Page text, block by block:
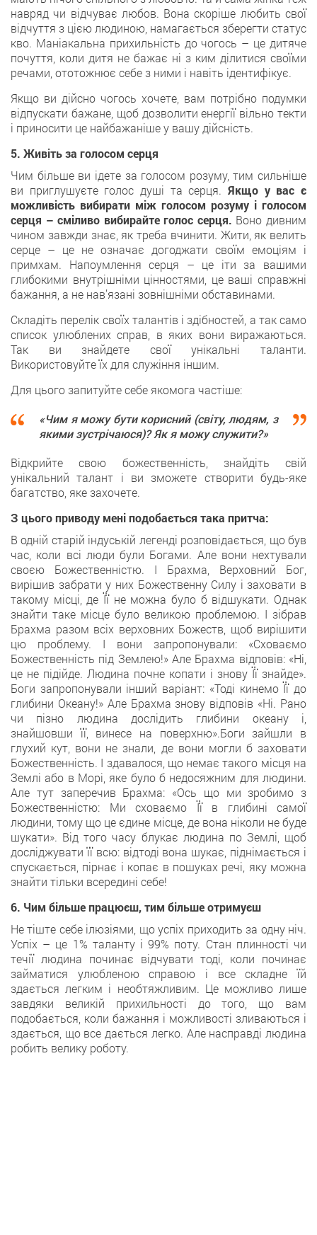
навряд чи відчуває любов. Вона скоріше любить свої
відчуття з цією людиною, намагається зберегти статус
кво. Маніакальна прихильність до чогось – це дитяче
почуття, коли дитя не бажає ні з ким ділитися своїми
речами, ототожнює себе з ними і навіть ідентифікує.
Якщо ви дійсно чогось хочете, вам потрібно подумки
відпускати бажане, щоб дозволити енергії вільно текти
і приносити це найбажаніше у вашу дійсність.
5. Живіть за голосом серця
Чим більше ви ідете за голосом розуму, тим сильніше
ви приглушуєте голос душі та серця. Якщо у вас є
можливість вибирати між голосом розуму і голосом
серця – сміливо вибирайте голос серця. Воно дивним
чином завжди знає, як треба вчинити. Жити, як велить
серце – це не означає догоджати своїм емоціям і
примхам. Напоумлення серця – це іти за вашими
глибокими внутрішніми цінностями, це ваші справжні
бажання, а не нав’язані зовнішніми обставинами.
Складіть перелік своїх талантів і здібностей, а так само
список улюблених справ, в яких вони виражаються.
Так ви знайдете свої унікальні таланти.
Використовуйте їх для служіння іншим.
Для цього запитуйте себе якомога частіше:
«Чим я можу бути корисний (світу, людям, з
якими зустрічаюся)? Як я можу служити?»
Відкрийте свою божественність, знайдіть свій
унікальний талант і ви зможете створити будь-яке
багатство, яке захочете.
З цього приводу мені подобається така притча:
В одній старій індуській легенді розповідається, що був
час, коли всі люди були Богами. Але вони нехтували
своєю Божественністю. І Брахма, Верховний Бог,
вирішив забрати у них Божественну Силу і заховати в
такому місці, де Її не можна було б відшукати. Однак
знайти таке місце було великою проблемою. І зібрав
Брахма разом всіх верховних Божеств, щоб вирішити
цю проблему. І вони запропонували: «Сховаємо
Божественність під Землею!» Але Брахма відповів: «Ні,
це не підійде. Людина почне копати і знову Її знайде».
Боги запропонували інший варіант: «Тоді кинемо Її до
глибини Океану!» Але Брахма знову відповів «Ні. Рано
чи пізно людина дослідить глибини океану і,
знайшовши її, винесе на поверхню».Боги зайшли в
глухий кут, вони не знали, де вони могли б заховати
Божественність. І здавалося, що немає такого місця на
Землі або в Морі, яке було б недосяжним для людини.
Але тут заперечив Брахма: «Ось що ми зробимо з
Божественністю: Ми сховаємо Її в глибині самої
людини, тому що це єдине місце, де вона ніколи не буде
шукати». Від того часу блукає людина по Землі, щоб
досліджувати її всю: відтоді вона шукає, піднімається і
спускається, пірнає і копає в пошуках речі, яку можна
знайти тільки всередині себе!
6. Чим більше працюєш, тим більше отримуєш
Не тіште себе ілюзіями, що успіх приходить за одну ніч.
Успіх – це 1% таланту і 99% поту. Стан плинності чи
течії людина починає відчувати тоді, коли починає
займатися улюбленою справою і все складне їй
здається легким і необтяжливим. Це можливо лише
завдяки великій прихильності до того, що вам
подобається, коли бажання і можливості зливаються і
здається, що все дається легко. Але насправді людина
робить велику роботу.